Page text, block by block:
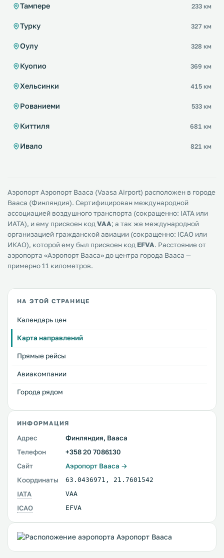
Тампере 233 км
Турку 327 км
Оулу 328 км
Куопио 369 км
Хельсинки 415 км
Рованиеми 533 км
Киттиля 681 км
Ивало 821 км
Аэропорт Аэропорт Вааса (Vaasa Airport) расположен в городе
Вааса (Финляндия). Сертифицирован международной
ассоциацией воздушного транспорта (сокращенно: IATA или
ИАТА), и ему присвоен код VAA; а так же международной
организацией гражданской авиации (сокращенно: ICAO или
ИКАО), которой ему был присвоен код EFVA. Расстояние от
аэропорта «Аэропорт Вааса» до центра города Вааса —
примерно 11 километров.
НА ЭТОЙ СТРАНИЦЕ
Календарь цен
Карта направлений
Прямые рейсы
Авиакомпании
Города рядом
ИНФОРМАЦИЯ
Адрес
Финляндия, Вааса
Телефон
+358 20 7086130
Сайт
Аэропорт Вааса →
Координаты
63.0436971 , 21.7601542
IATA VAA
ICAO EFVA